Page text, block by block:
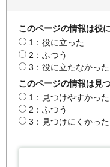
このページの情報は役
1：役に立った
2：ふつう
3：役に立たなかった
このページの情報は見
1：見つけやすかった
2：ふつう
3：見つけにくかった